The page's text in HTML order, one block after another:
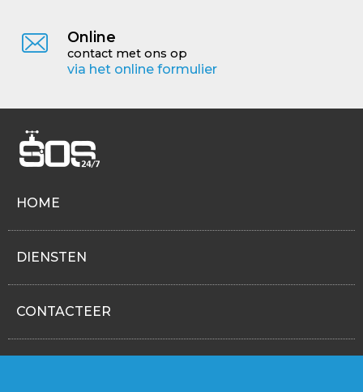
Online
contact met ons op
via het online formulier
HOME
DIENSTEN
CONTACTEER